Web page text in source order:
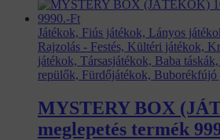
Játékok, Fiús játékok, Lányos
Rajzolás - Festés, Kültéri játékok,
játékok, Társasjátékok, Baba
repülők, Fürdőjátékok, Buborékfújó
MYSTERY BOX
meglepetés termék